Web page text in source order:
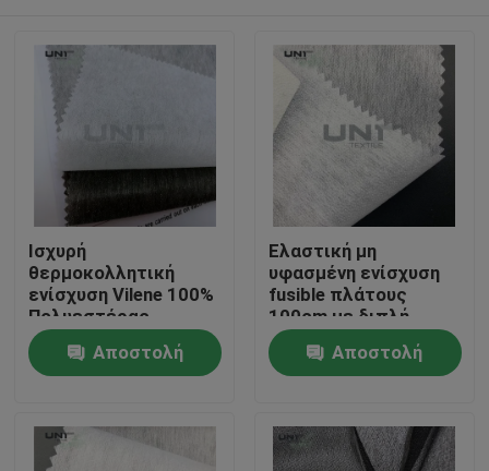
Σπίτι
Σχετικά με εμάς
Ισχυρή
θερμοκολλητική
ενίσχυση Vilene 100%
Πολυεστέρας
N1208G
Αποστολή
Ελαστική μη
υφασμένη ενίσχυση
fusible πλάτους
100cm με διπλή
επίστρωση
κουκκίδωνΑποστολή